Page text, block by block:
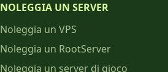
NOLEGGIA UN SERVER
Noleggia un VPS
Noleggia un RootServer
Noleggia un server di gioco